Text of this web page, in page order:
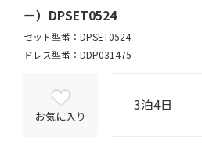
ー）DPSET0524
セット型番：DPSET0524
ドレス型番：DDP031475
お気に入り
3泊4日